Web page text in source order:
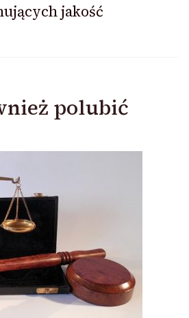
jakość
polubić